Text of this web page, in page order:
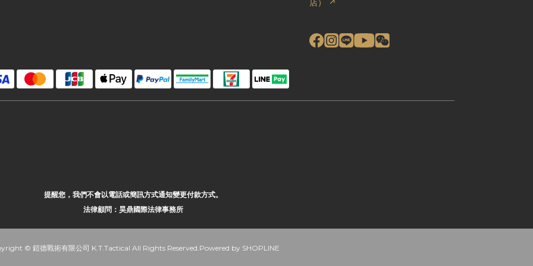
店） ↗
提醒您，我們不會以電話或簡訊方式通知變更付款方式。
法律顧問：昊鼎國際法律事務所
© 鎧德戰術有限公司 K.T.Tactical All Rights Reserved.Powered by SHOPLINE